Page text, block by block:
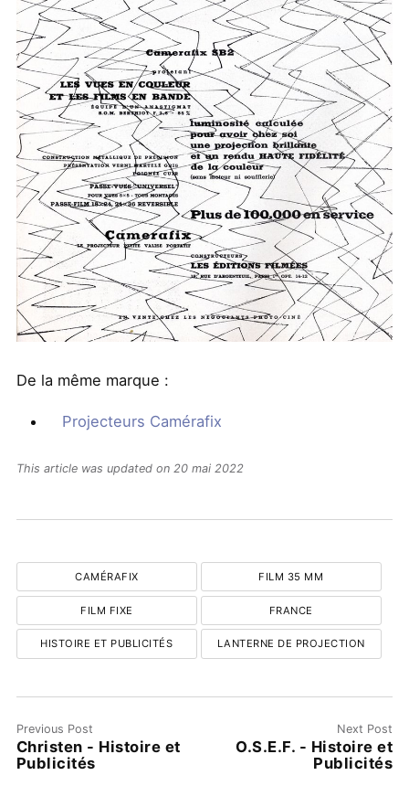
De la même marque :
Projecteurs Camérafix
This article was updated on 20 mai 2022
CAMÉRAFIX FILM 35 MM
FILM FIXE FRANCE
HISTOIRE ET PUBLICITÉS LANTERNE DE PROJECTION
Previous Post
Christen - Histoire et
Publicités
Next Post
O.S.E.F. - Histoire et
Publicités